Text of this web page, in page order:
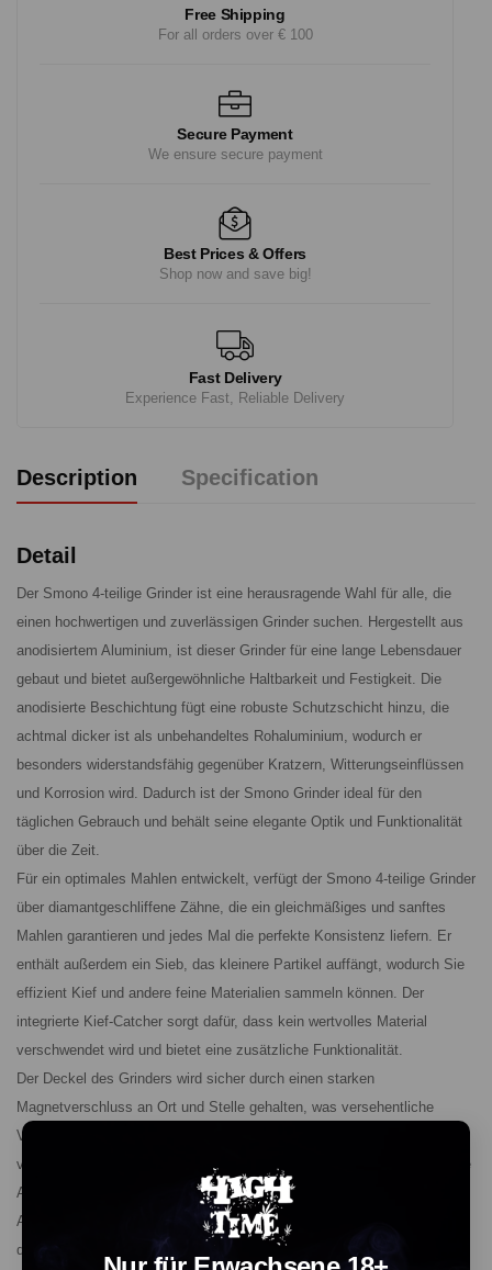
Free Shipping
For all orders over € 100
Secure Payment
We ensure secure payment
Best Prices & Offers
Shop now and save big!
Fast Delivery
Experience Fast, Reliable Delivery
Description Specification
Detail
Der Smono 4-teilige Grinder ist eine herausragende Wahl für alle, die
einen hochwertigen und zuverlässigen Grinder suchen. Hergestellt aus
anodisiertem Aluminium, ist dieser Grinder für eine lange Lebensdauer
gebaut und bietet außergewöhnliche Haltbarkeit und Festigkeit. Die
anodisierte Beschichtung fügt eine robuste Schutzschicht hinzu, die
achtmal dicker ist als unbehandeltes Rohaluminium, wodurch er
besonders widerstandsfähig gegenüber Kratzern, Witterungseinflüssen
und Korrosion wird. Dadurch ist der Smono Grinder ideal für den
täglichen Gebrauch und behält seine elegante Optik und Funktionalität
über die Zeit.
Für ein optimales Mahlen entwickelt, verfügt der Smono 4-teilige Grinder
über diamantgeschliffene Zähne, die ein gleichmäßiges und sanftes
Mahlen garantieren und jedes Mal die perfekte Konsistenz liefern. Er
enthält außerdem ein Sieb, das kleinere Partikel auffängt, wodurch Sie
effizient Kief und andere feine Materialien sammeln können. Der
integrierte Kief-Catcher sorgt dafür, dass kein wertvolles Material
verschwendet wird und bietet eine zusätzliche Funktionalität.
Der Deckel des Grinders wird sicher durch einen starken
Magnetverschluss an Ort und Stelle gehalten, was versehentliche
Verschüttungen oder das Verlieren von Inhalten während der Nutzung
verhindert. Ein Nylonring um den Grinder sorgt zudem dafür, dass keine
Abriebspuren entstehen, was einen reibungslosen Betrieb ohne
Abnutzung ermöglicht. Der Smono 4-teilige Grinder ist so konzipiert,
dass Ihr Mahlvorgang sowohl effektiv als auch komfortabel ist.